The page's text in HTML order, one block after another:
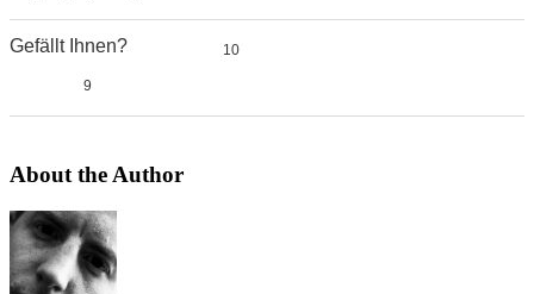
Gefällt Ihnen? 10
9
About the Author